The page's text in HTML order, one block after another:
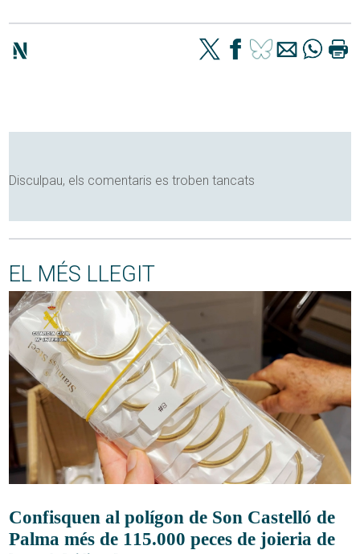
Disculpau, els comentaris es troben tancats
EL MÉS LLEGIT
Confisquen al polígon de Son Castelló de
Palma més de 115.000 peces de joieria de